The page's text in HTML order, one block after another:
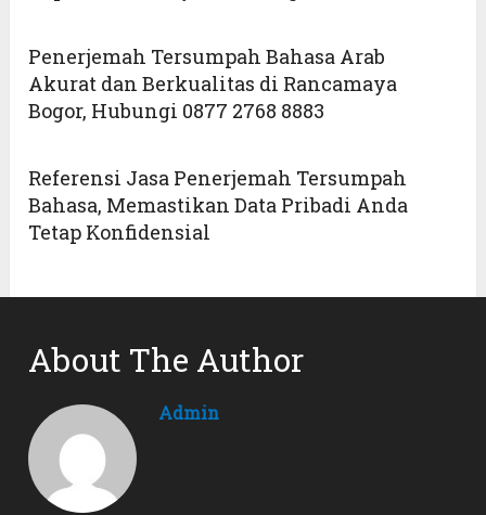
Penerjemah Tersumpah Bahasa Arab
Akurat dan Berkualitas di Rancamaya
Bogor, Hubungi 0877 2768 8883
Referensi Jasa Penerjemah Tersumpah
Bahasa, Memastikan Data Pribadi Anda
Tetap Konfidensial
About The Author
Admin